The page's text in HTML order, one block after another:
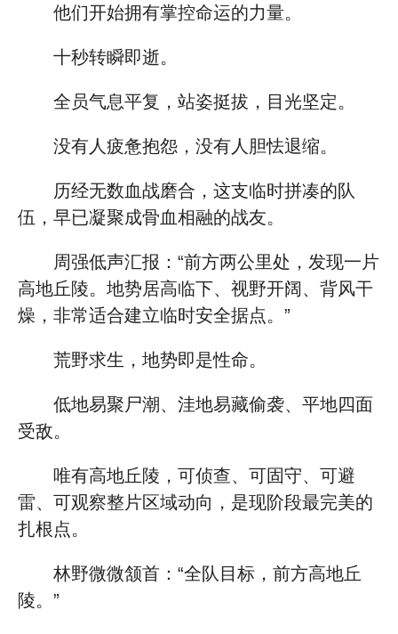
他们开始拥有掌控命运的力量。
十秒转瞬即逝。
全员气息平复，站姿挺拔，目光坚定。
没有人疲惫抱怨，没有人胆怯退缩。
历经无数血战磨合，这支临时拼凑的队
伍，早已凝聚成骨血相融的战友。
周强低声汇报：“前方两公里处，发现一片
高地丘陵。地势居高临下、视野开阔、背风干
燥，非常适合建立临时安全据点。”
荒野求生，地势即是性命。
低地易聚尸潮、洼地易藏偷袭、平地四面
受敌。
唯有高地丘陵，可侦查、可固守、可避
雷、可观察整片区域动向，是现阶段最完美的
扎根点。
林野微微颔首：“全队目标，前方高地丘
陵。”